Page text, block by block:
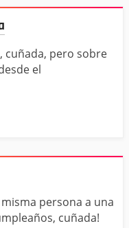
cuñada, pero sobre
el
persona a una
cuñada!